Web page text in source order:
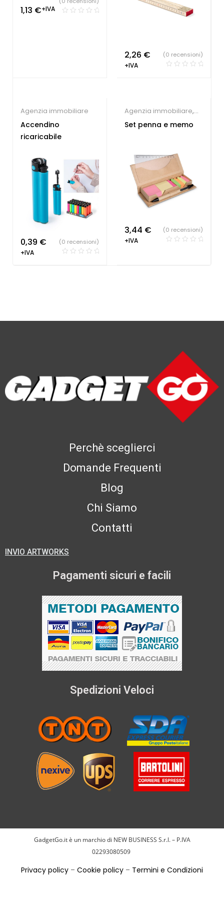
1,13 €+IVA
2,26 €
+IVA
(0 recensioni)
Agenzia immobiliare
Accendino
ricaricabile
0,39 €
+IVA
(0 recensioni)
Agenzia immobiliare,
Accessori Scrittura
Set penna e memo
3,44 €
+IVA
(0 recensioni)
Perchè sceglierci
Domande Frequenti
Blog
Chi Siamo
Contatti
INVIO ARTWORKS
Pagamenti sicuri e facili
Spedizioni Veloci
GadgetGo.it è un marchio di NEW BUSINESS S.r.l. – P.IVA
02293080509
Privacy policy – Cookie policy – Termini e Condizioni